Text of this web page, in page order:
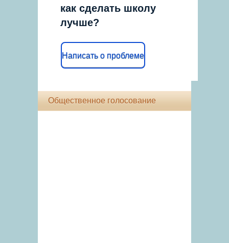
как сделать школу
лучше?
Написать о проблеме
Общественное голосование